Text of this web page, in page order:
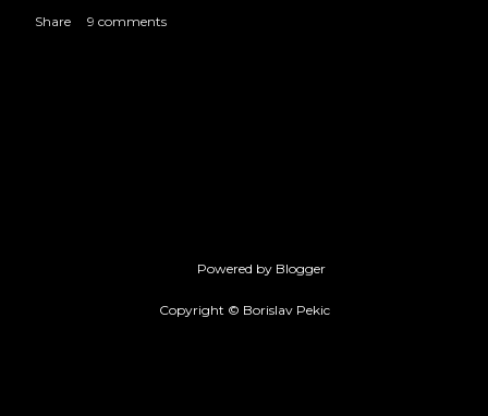
Share 9 comments
Powered by Blogger
Copyright © Borislav Pekic